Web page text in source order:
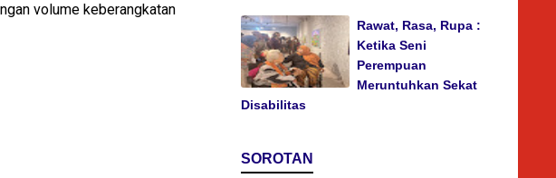
volume keberangkatan
Rawat, Rasa, Rupa :
Ketika Seni
Perempuan
Meruntuhkan Sekat
Disabilitas
SOROTAN